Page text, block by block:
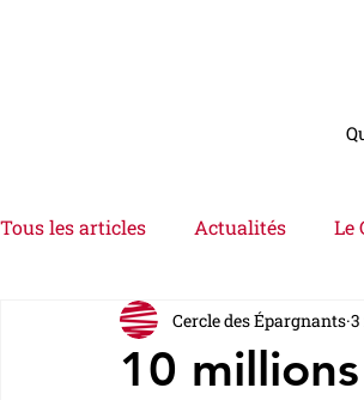
Tous les articles Actualités Le
Interviews
10 millions
Cercle des Épargnants